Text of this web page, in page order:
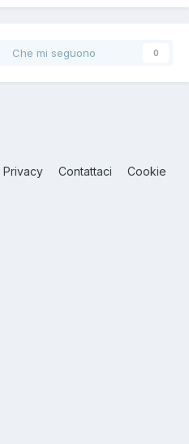
Che mi seguono 0
Privacy Contattaci Cookie